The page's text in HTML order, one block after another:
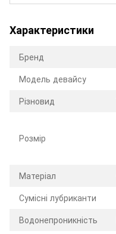
Характеристики
Бренд
Модель девайсу
Різновид
Розмір
Матеріал
Сумісні лубриканти
Водонепроникність